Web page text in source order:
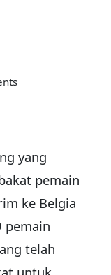
yang
pemain
ke Belgia
pemain
telah